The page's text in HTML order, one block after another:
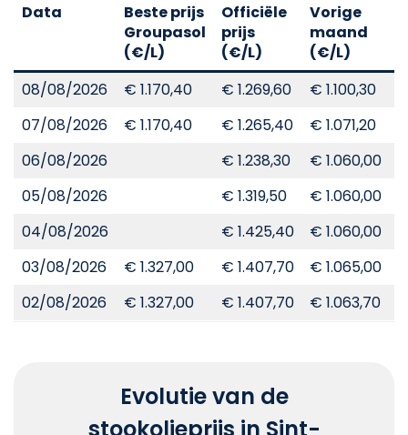
Data
Beste prijs
Groupasol
(€/L)
Officiële
prijs
(€/L)
Vorige
maand
(€/L)
08/08/2026
€ 1.170,40 € 1.269,60 € 1.100,30
07/08/2026
€ 1.170,40 € 1.265,40 € 1.071,20
06/08/2026
€ 1.238,30 € 1.060,00
05/08/2026
€ 1.319,50 € 1.060,00
04/08/2026
€ 1.425,40 € 1.060,00
03/08/2026
€ 1.327,00 € 1.407,70 € 1.065,00
02/08/2026
€ 1.327,00 € 1.407,70 € 1.063,70
Evolutie van de
stookolieprijs in Sint-